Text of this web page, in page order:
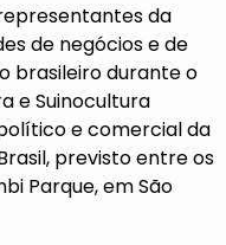
da
de negócios e de
brasileiro durante o
e Suinocultura
e comercial da
previsto entre os
Parque, em São